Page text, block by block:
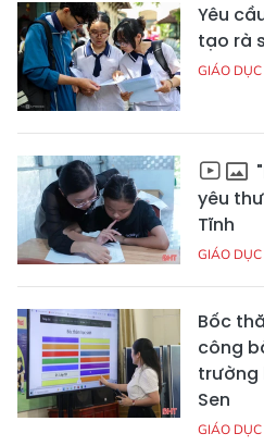
Yêu
tạo rà
GIÁO DỤC
yêu
Tĩnh
GIÁO DỤC
Bốc
công
trường
Sen
GIÁO DỤC